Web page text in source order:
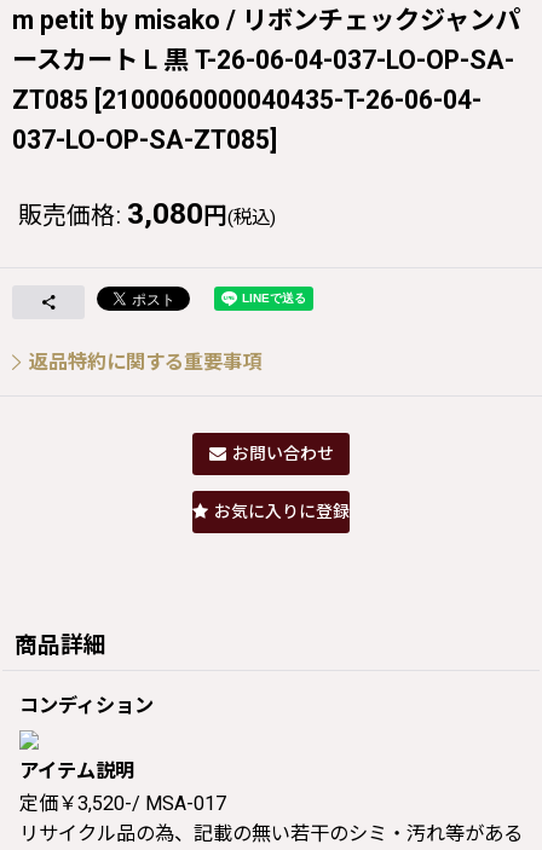
m petit by misako / リボンチェックジャンパ
ースカート L 黒 T-26-06-04-037-LO-OP-SA-
ZT085 [2100060000040435-T-26-06-04-
037-LO-OP-SA-ZT085]
販売価格: 3,080 円 (税込)
返品特約に関する重要事項
お問い合わせ
お気に入りに登録
商品詳細
コンディション
アイテム説明
定価￥3,520-/ MSA-017
リサイクル品の為、記載の無い若干のシミ・汚れ等がある